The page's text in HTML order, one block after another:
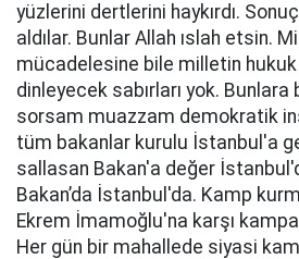
yüzlerini dertlerini haykırdı.
aldılar. Bunlar Allah ıslah etsin.
mücadelesine bile milletin
dinleyecek sabırları yok.
sorsam muazzam demokratik
tüm bakanlar kurulu İstanbul'a
sallasan Bakan'a değer
Bakan’da İstanbul'da. Kamp
Ekrem İmamoğlu'na karşı
Her gün bir mahallede siyasi